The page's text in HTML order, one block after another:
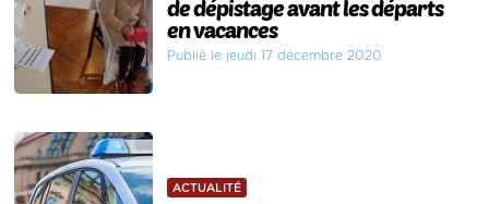
de dépistage avant les départs
en vacances
Publié le jeudi 17 décembre 2020
ACTUALITÉ